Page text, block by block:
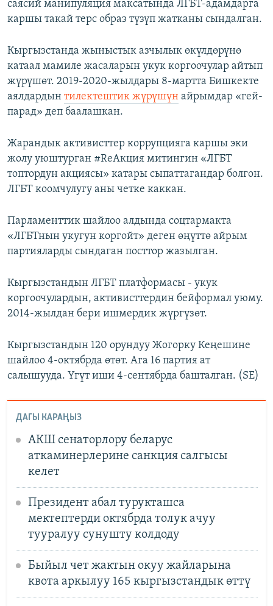
саясий манипуляция максатында ЛГБТ-адамдарга
каршы такай терс образ түзүп жатканы сындалган.
Кыргызстанда жыныстык азчылык өкүлдөрүнө
катаал мамиле жасаларын укук коргоочулар айтып
жүрүшөт. 2019-2020-жылдары 8-мартта Бишкекте
аялдардын тилектештик жүрүшүн айрымдар «гей-
парад» деп баалашкан.
Жарандык активисттер коррупцияга каршы эки
жолу уюштурган #ReАкция митингин «ЛГБТ
топтордун акциясы» катары сыпаттагандар болгон.
ЛГБТ коомчулугу аны четке каккан.
Парламенттик шайлоо алдында соцтармакта
«ЛГБТнын укугун коргойт» деген өңүттө айрым
партияларды сындаган посттор жазылган.
Кыргызстандын ЛГБТ платформасы - укук
коргоочулардын, активисттердин бейформал уюму.
2014-жылдан бери ишмердик жүргүзөт.
Кыргызстандын 120 орундуу Жогорку Кеңешине
шайлоо 4-октябрда өтөт. Ага 16 партия ат
салышууда. Үгүт иши 4-сентябрда башталган. (SE)
ДАГЫ КАРАҢЫЗ
АКШ сенаторлору беларус
аткаминерлерине санкция салгысы
келет
Президент абал турукташса
мектептерди октябрда толук ачуу
тууралуу сунушту колдоду
Быйыл чет жактын окуу жайларына
квота аркылуу 165 кыргызстандык өттү